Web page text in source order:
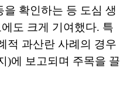
확인하는 등 도심 생
도 크게 기여했다. 특
적 과산란 사례의 경우
)에 보고되며 주목을 끌